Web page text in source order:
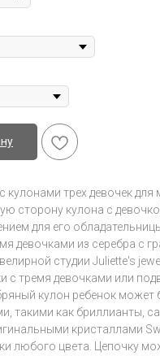
кулонами трех девочек
сторону кулона с
для его
девочками из серебра с
студии Juliette's
с тремя девочками или
кулон ребенок может
такими как бриллианты,
кристаллами
любого цвета. Цепочку